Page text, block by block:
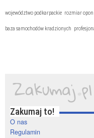
województwo podkarpackie rozmiar opon
baza samochodów kradzionych
Zakumaj to!
O nas
Regulamin